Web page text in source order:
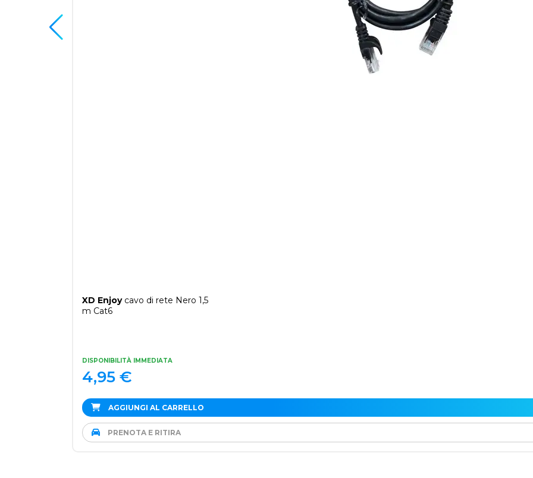
XD Enjoycavo di rete Nero 1,5
m Cat6
DISPONIBILITÀ IMMEDIATA
4,95 €
AGGIUNGI AL CARRELLO
PRENOTA E RITIRA